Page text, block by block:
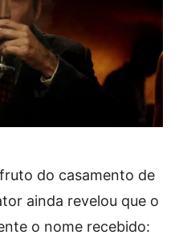
do casamento de
ainda revelou que o
o nome recebido: